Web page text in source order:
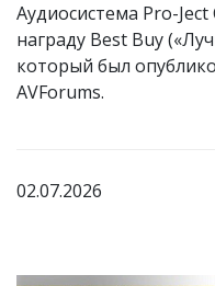
Аудиосистема Pro-
награду Best Buy
который был
AVForums.
02.07.2026